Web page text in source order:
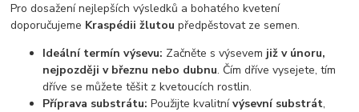
Pro dosažení nejlepších výsledků a bohatého kvetení
doporučujeme Kraspédii žlutou předpěstovat ze semen.
Ideální termín výsevu: Začněte s výsevem již v únoru,
nejpozději v březnu nebo dubnu. Čím dříve vysejete, tím
dříve se můžete těšit z kvetoucích rostlin.
Příprava substrátu: Použijte kvalitnívýsevní substrát,